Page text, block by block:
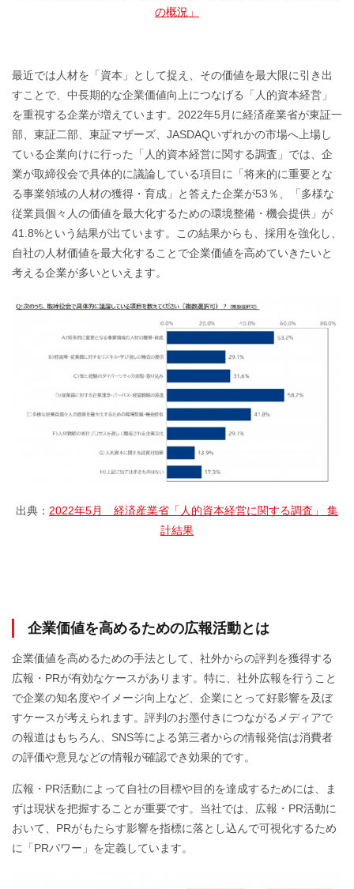
の概況」
最近では人材を「資本」として捉え、その価値を最大限に引き出
すことで、中長期的な企業価値向上につなげる「人的資本経営」
を重視する企業が増えています。2022年5月に経済産業省が東証一
部、東証二部、東証マザーズ、JASDAQいずれかの市場へ上場し
ている企業向けに行った「人的資本経営に関する調査」では、企
業が取締役会で具体的に議論している項目に「将来的に重要とな
る事業領域の人材の獲得・育成」と答えた企業が53％、「多様な
従業員個々人の価値を最大化するための環境整備・機会提供」が
41.8%という結果が出ています。この結果からも、採用を強化し、
自社の人材価値を最大化することで企業価値を高めていきたいと
考える企業が多いといえます。
出典： 2022年5月 経済産業省「人的資本経営に関する調査」 集
計結果
企業価値を高めるための広報活動とは
企業価値を高めるための手法として、社外からの評判を獲得する
広報・PRが有効なケースがあります。特に、社外広報を行うこと
で企業の知名度やイメージ向上など、企業にとって好影響を及ぼ
すケースが考えられます。評判のお墨付きにつながるメディアで
の報道はもちろん、SNS等による第三者からの情報発信は消費者
の評価や意見などの情報が確認でき効果的です。
広報・PR活動によって自社の目標や目的を達成するためには、ま
ずは現状を把握することが重要です。当社では、広報・PR活動に
おいて、PRがもたらす影響を指標に落とし込んで可視化するため
に「PRパワー」を定義しています。